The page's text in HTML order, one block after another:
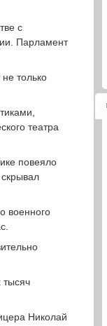
с
Парламент
только
театра
повеяло
военного
тысяч
Николай